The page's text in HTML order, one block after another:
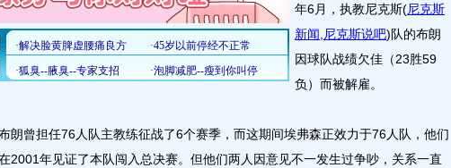
年6月，执教尼克斯(尼克斯
新闻 尼克斯说吧)队的布朗
因球队战绩欠佳（23胜59
负）而被解雇。
曾担任76人队主教练征战了6个赛季，而这期间埃弗森正效力于76人队，他们
2001年见证了本队闯入总决赛。但他们两人因意见不一发生过争吵，关系一直